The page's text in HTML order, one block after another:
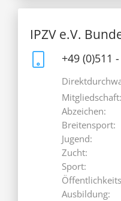
IPZV e.V.
+49 (0)511
Mitgliedschaft:
Abzeichen:
Breitensport:
Jugend:
Zucht:
Sport:
Ausbildung: